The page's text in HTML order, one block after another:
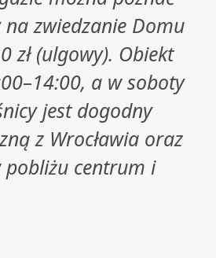
zwiedzanie Domu
zł (ulgowy). Obiekt
a w soboty
jest dogodny
z Wrocławia oraz
centrum i